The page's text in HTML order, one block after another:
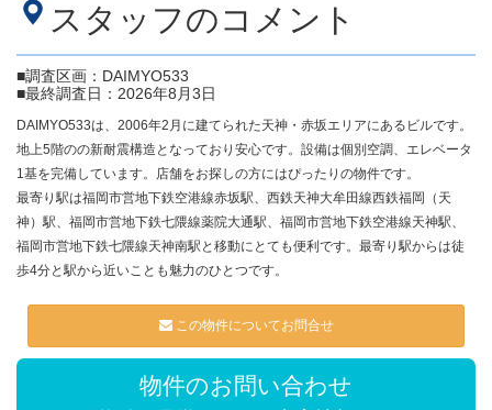
スタッフのコメント
■調査区画：DAIMYO533
■最終調査日：2026年8月3日
DAIMYO533は、2006年2月に建てられた天神・赤坂エリアにあるビルです。
地上5階のの新耐震構造となっており安心です。設備は個別空調、エレベータ
1基を完備しています。店舗をお探しの方にはぴったりの物件です。
最寄り駅は福岡市営地下鉄空港線赤坂駅、西鉄天神大牟田線西鉄福岡（天
神）駅、福岡市営地下鉄七隈線薬院大通駅、福岡市営地下鉄空港線天神駅、
福岡市営地下鉄七隈線天神南駅と移動にとても便利です。最寄り駅からは徒
歩4分と駅から近いことも魅力のひとつです。
この物件についてお問合せ
物件のお問い合わせ